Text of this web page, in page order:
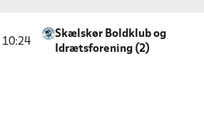
10:24
Skælskør Boldklub og
Idrætsforening (2)